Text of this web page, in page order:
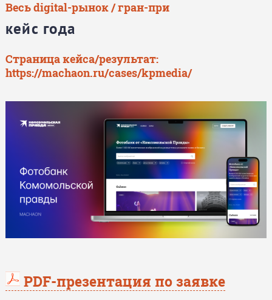
Весь digital-рынок / гран-при
кейс года
Страница кейса/результат:
https://machaon.ru/cases/kpmedia/
PDF-презентация по заявке